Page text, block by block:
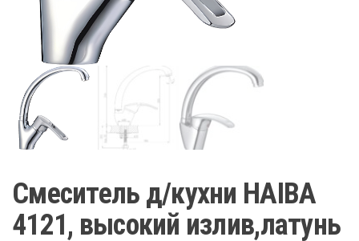
Смеситель д/кухни HAIBA
4121, высокий излив,латунь